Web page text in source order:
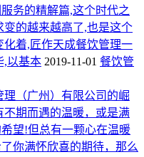
务的精解篇,这个时代之
的越来越高了,也是这个
着,匠作天成餐饮管理一
,以基本 2019-11-01 餐饮管
（广州）有限公司的崛
不期而遇的温暖，或是满
望!但总有一颗心在温暖
你满怀欣喜的期待，那么